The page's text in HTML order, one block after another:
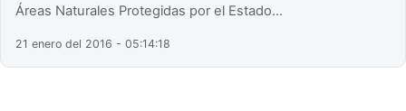
Áreas Naturales Protegidas por el Estado…
21 enero del 2016 - 05:14:18